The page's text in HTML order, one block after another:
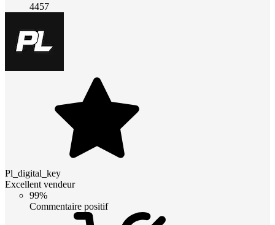
4457
Pl_digital_key
Excellent vendeur
99%
Commentaire positif